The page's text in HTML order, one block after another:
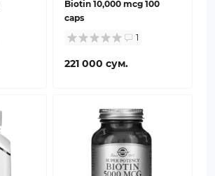
Biotin 10,000 mcg 100
caps
1
221 000 сум.